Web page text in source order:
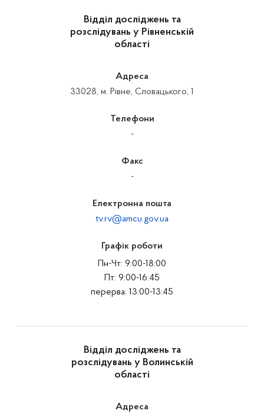
Відділ досліджень та
розслідувань у Рівненській
області
Адреса
33028, м. Рівне, Словацького, 1
Телефони
-
Факс
-
Електронна пошта
tv.rv@amcu.gov.ua
Графік роботи
Пн-Чт: 9:00-18:00
Пт: 9:00-16:45
перерва: 13:00-13:45
Відділ досліджень та
розслідувань у Волинській
області
Адреса